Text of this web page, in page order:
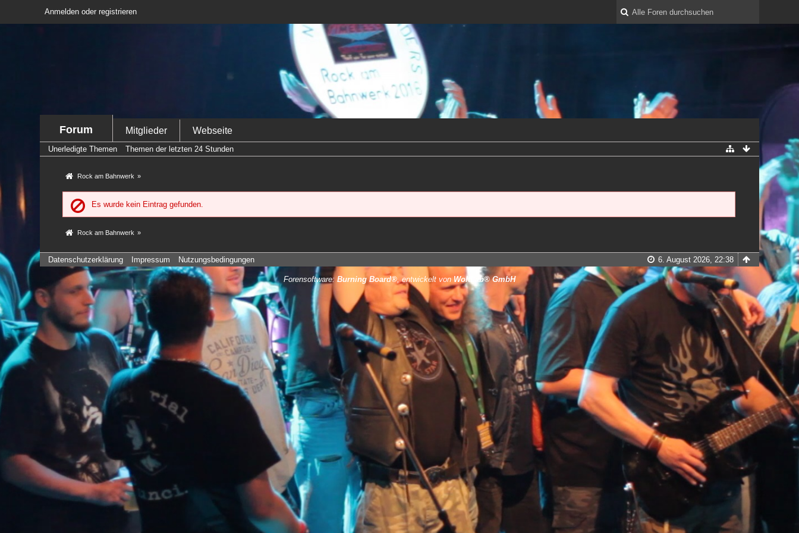
Anmelden oder registrieren
Forum Mitglieder Webseite
Unerledigte Themen Themen der letzten 24 Stunden
Rock am Bahnwerk »
Es wurde kein Eintrag gefunden.
Rock am Bahnwerk »
Datenschutzerklärung Impressum Nutzungsbedingungen 6. August 2026, 22:38
Forensoftware: Burning Board®, entwickelt vonWoltLab® GmbH